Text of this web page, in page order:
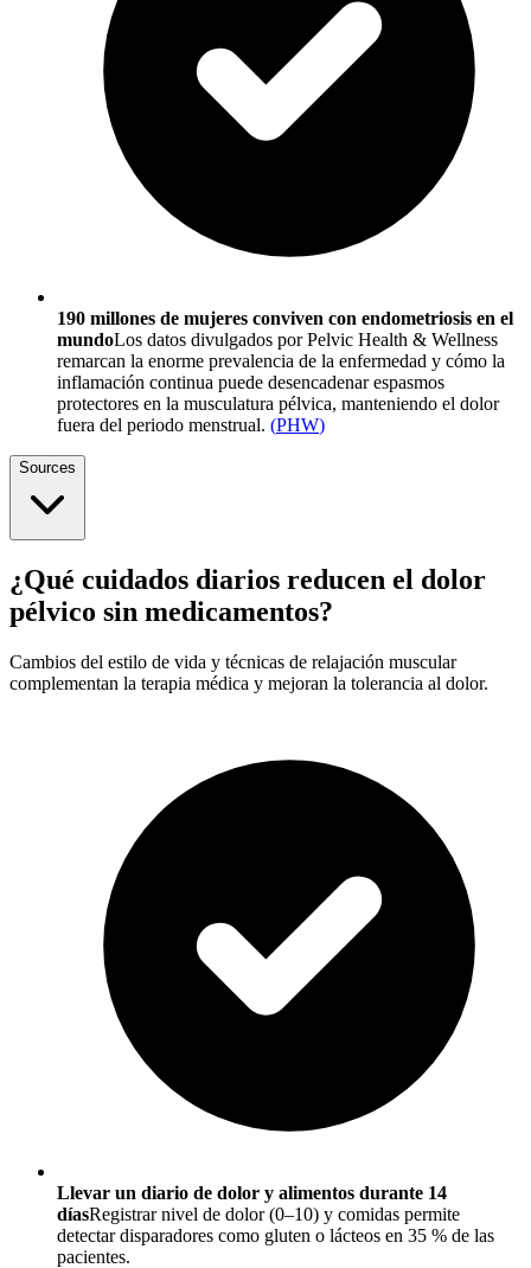
190 millones de mujeres conviven con endometriosis en el
mundoLos datos divulgados por Pelvic Health & Wellness
remarcan la enorme prevalencia de la enfermedad y cómo la
inflamación continua puede desencadenar espasmos
protectores en la musculatura pélvica, manteniendo el dolor
fuera del periodo menstrual. (PHW)
Sources
¿Qué cuidados diarios reducen el dolor
pélvico sin medicamentos?
Cambios del estilo de vida y técnicas de relajación muscular
complementan la terapia médica y mejoran la tolerancia al dolor.
Llevar un diario de dolor y alimentos durante 14
díasRegistrar nivel de dolor (0–10) y comidas permite
detectar disparadores como gluten o lácteos en 35 % de las
pacientes.